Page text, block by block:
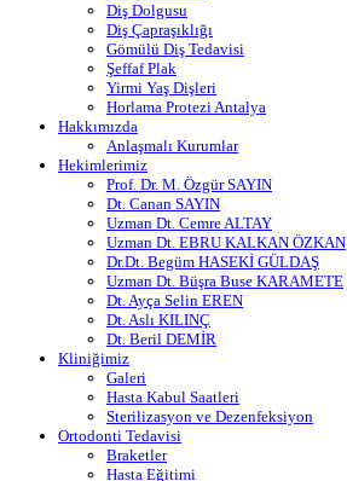
Diş Dolgusu
Diş Çapraşıklığı
Gömülü Diş Tedavisi
Şeffaf Plak
Yirmi Yaş Dişleri
Horlama Protezi Antalya
Hakkımızda
Anlaşmalı Kurumlar
Hekimlerimiz
Prof. Dr. M. Özgür SAYIN
Dt. Canan SAYIN
Uzman Dt. Cemre ALTAY
Uzman Dt. EBRU KALKAN ÖZKAN
Dr.Dt. Begüm HASEKİ GÜLDAŞ
Uzman Dt. Büşra Buse KARAMETE
Dt. Ayça Selin EREN
Dt. Aslı KILINÇ
Dt. Beril DEMİR
Kliniğimiz
Galeri
Hasta Kabul Saatleri
Sterilizasyon ve Dezenfeksiyon
Ortodonti Tedavisi
Braketler
Hasta Eğitimi